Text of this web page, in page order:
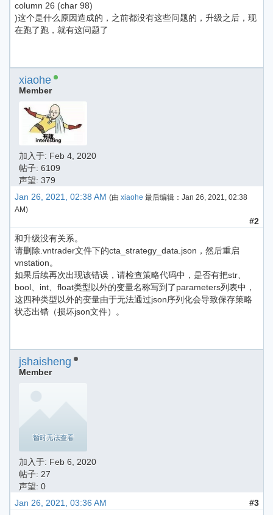
column 26 (char 98)
)这个是什么原因造成的，之前都没有这些问题的，升级之后，现
在跑了跑，就有这问题了
xiaohe
Member
加入于: Feb 4, 2020
帖子: 6109
声望: 379
Jan 26, 2021, 02:38 AM (由 xiaohe 最后编辑： Jan 26, 2021, 02:38
AM)
#2
和升级没有关系。
请删除.vntrader文件下的cta_strategy_data.json，然后重启
vnstation。
如果后续再次出现该错误，请检查策略代码中，是否有把str、
bool、int、float类型以外的变量名称写到了parameters列表中，
这四种类型以外的变量由于无法通过json序列化会导致保存策略
状态出错（损坏json文件）。
jshaisheng
Member
加入于: Feb 6, 2020
帖子: 27
声望: 0
Jan 26, 2021, 03:36 AM
#3